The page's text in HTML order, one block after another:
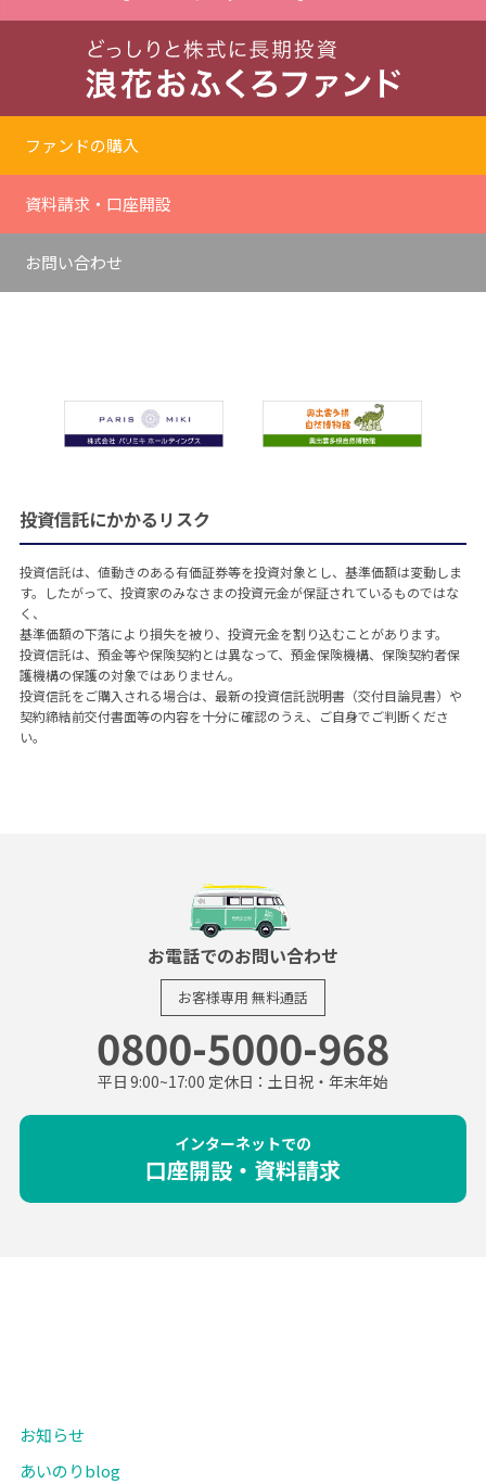
ファンドの購入
資料請求・口座開設
お問い合わせ
投資信託にかかるリスク
投資信託は、値動きのある有価証券等を投資対象とし、基準価額は変動しま
す。したがって、投資家のみなさまの投資元金が保証されているものではな
く、
基準価額の下落により損失を被り、投資元金を割り込むことがあります。
投資信託は、預金等や保険契約とは異なって、預金保険機構、保険契約者保
護機構の保護の対象ではありません。
投資信託をご購入される場合は、最新の投資信託説明書（交付目論見書）や
契約締結前交付書面等の内容を十分に確認のうえ、ご自身でご判断くださ
い。
お電話でのお問い合わせ
お客様専用 無料通話
0800-5000-968
平日 9:00~17:00 定休日：土日祝・年末年始
インターネットでの
口座開設・資料請求
お知らせ
あいのりblog